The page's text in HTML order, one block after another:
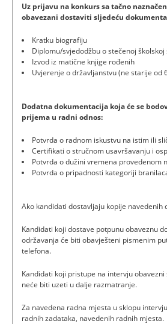
Uz prijavu na konkurs sa tačno
obavezani dostaviti sljedeću
Kratku biografiju
Diplomu/svjedodžbu o stečenoj školskoj
Izvod iz matične knjige rođenih
Uvjerenje o državljanstvu (ne starije od
Dodatna dokumentacija koja će se
prijema u radni odnos:
Potvrda o radnom iskustvu na istim ili
Certifikati o stručnom usavršavanju i
Potvrda o dužini vremena provedenom
Potvrda o pripadnosti kategoriji
Ako kandidati dostavljaju kopije
Kandidati koji dostave potpunu obaveznu
održavanja će biti obavješteni pismenim
telefona.
Kandidati koji pristupe na intervju
neće biti uzeti u dalje razmatranje.
Za navedena radna mjesta u sklopu
radnih zadataka, navedenih radnih mjesta.